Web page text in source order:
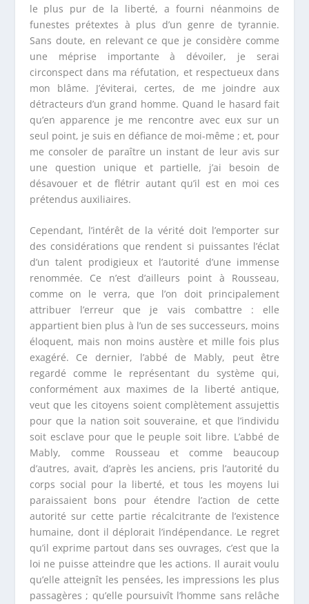
le plus pur de la liberté, a fourni néanmoins de
funestes prétextes à plus d’un genre de tyrannie.
Sans doute, en relevant ce que je considère comme
une méprise importante à dévoiler, je serai
circonspect dans ma réfutation, et respectueux dans
mon blâme. J’éviterai, certes, de me joindre aux
détracteurs d’un grand homme. Quand le hasard fait
qu’en apparence je me rencontre avec eux sur un
seul point, je suis en défiance de moi-même ; et, pour
me consoler de paraître un instant de leur avis sur
une question unique et partielle, j’ai besoin de
désavouer et de flétrir autant qu’il est en moi ces
prétendus auxiliaires.
Cependant, l’intérêt de la vérité doit l’emporter sur
des considérations que rendent si puissantes l’éclat
d’un talent prodigieux et l’autorité d’une immense
renommée. Ce n’est d’ailleurs point à Rousseau,
comme on le verra, que l’on doit principalement
attribuer l’erreur que je vais combattre : elle
appartient bien plus à l’un de ses successeurs, moins
éloquent, mais non moins austère et mille fois plus
exagéré. Ce dernier, l’abbé de Mably, peut être
regardé comme le représentant du système qui,
conformément aux maximes de la liberté antique,
veut que les citoyens soient complètement assujettis
pour que la nation soit souveraine, et que l’individu
soit esclave pour que le peuple soit libre. L’abbé de
Mably, comme Rousseau et comme beaucoup
d’autres, avait, d’après les anciens, pris l’autorité du
corps social pour la liberté, et tous les moyens lui
paraissaient bons pour étendre l’action de cette
autorité sur cette partie récalcitrante de l’existence
humaine, dont il déplorait l’indépendance. Le regret
qu’il exprime partout dans ses ouvrages, c’est que la
loi ne puisse atteindre que les actions. Il aurait voulu
qu’elle atteignît les pensées, les impressions les plus
passagères ; qu’elle poursuivît l’homme sans relâche